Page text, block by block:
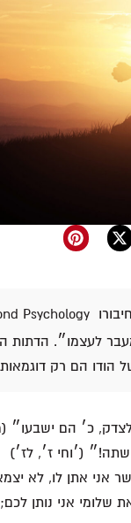
לעצמו״. הדתות
הודו הם רק
כ׳ הם ישבעו״
(׳וחי ז׳, לז׳)
אתן לו, לא יצמא
שלומי אני נותן